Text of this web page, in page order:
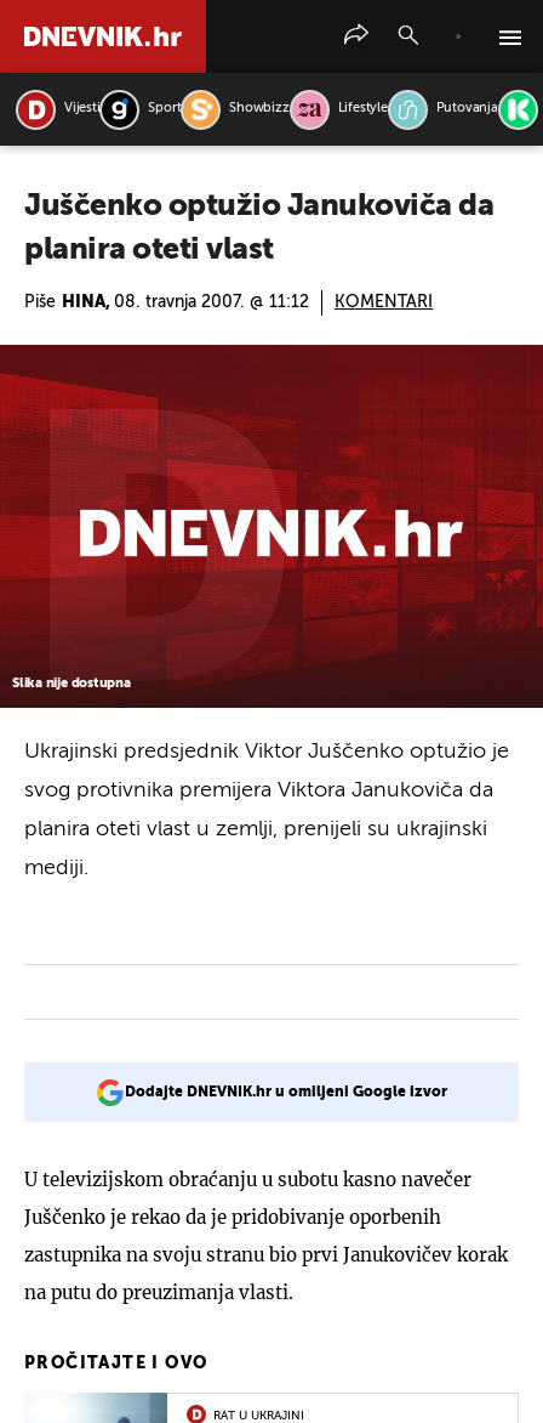
Vijesti Sport Showbizz Lifestyle Putovanja
Juščenko optužio Janukoviča da
planira oteti vlast
Piše HINA, 08. travnja 2007. @ 11:12 KOMENTARI
Slika nije dostupna
Ukrajinski predsjednik Viktor Juščenko optužio je
svog protivnika premijera Viktora Janukoviča da
planira oteti vlast u zemlji, prenijeli su ukrajinski
mediji.
Dodajte DNEVNIK.hr u omiljeni Google izvor
U televizijskom obraćanju u subotu kasno navečer
Juščenko je rekao da je pridobivanje oporbenih
zastupnika na svoju stranu bio prvi Janukovičev korak
na putu do preuzimanja vlasti.
PROČITAJTE I OVO
RAT U UKRAJINI
PRETRAŽITE VIJESTI